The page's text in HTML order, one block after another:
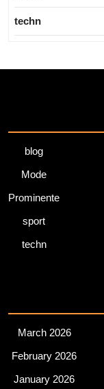
techn
blog
Mode
Prominente
sport
techn
March 2026
February 2026
January 2026